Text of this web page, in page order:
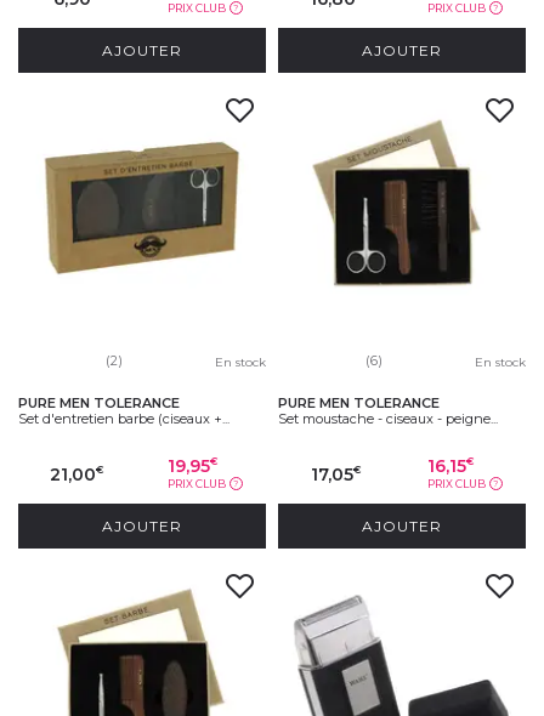
PRIX CLUB ?
AJOUTER
PRIX CLUB ?
AJOUTER
(2) En stock
PURE MEN TOLERANCE
Set d'entretien barbe (ciseaux +...
21,00€ 19,95€
PRIX CLUB ?
AJOUTER
(6) En stock
PURE MEN TOLERANCE
Set moustache - ciseaux - peigne...
17,05€ 16,15€
PRIX CLUB ?
AJOUTER